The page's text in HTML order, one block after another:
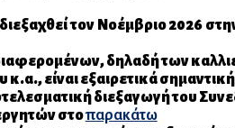
τον Νοέμβριο 2026
δηλαδή των
κ.α.,είναι εξαιρετικά σημαντική
διεξαγωγή του
στοπαρακάτω